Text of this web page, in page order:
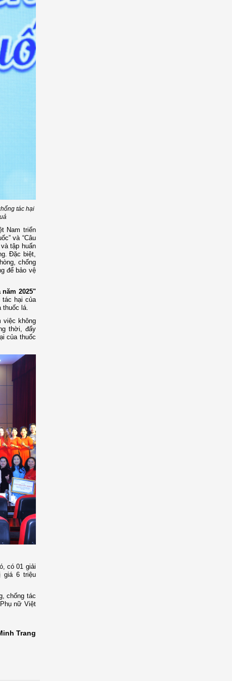
tác hại
Nam triển
và “Câu
tập huấn
Đặc biệt,
chống
để bảo vệ
2025"
tác hại của
lá.
việc không
thời, đẩy
của thuốc
có 01 giải
giá 6 triệu
chống tác
nữ Việt
Trang